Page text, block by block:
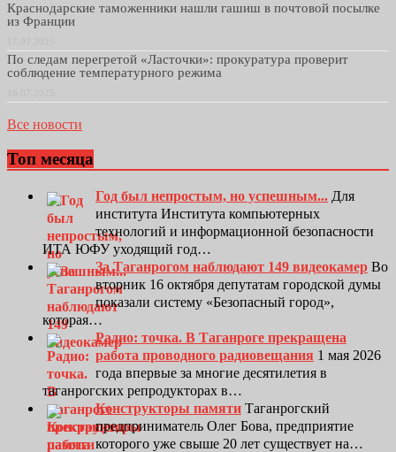
Краснодарские таможенники нашли гашиш в почтовой посылке
из Франции
По следам перегретой «Ласточки»: прокуратура проверит
соблюдение температурного режима
Все новости
Топ месяца
Год был непростым, но успешным... Для
института Института компьютерных
технологий и информационной безопасности
ИТА ЮФУ уходящий год…
За Таганрогом наблюдают 149 видеокамер Во
вторник 16 октября депутатам городской думы
показали систему «Безопасный город»,
которая…
Радио: точка. В Таганроге прекращена
работа проводного радиовещания 1 мая 2026
года впервые за многие десятилетия в
таганрогских репродукторах в…
Конструкторы памяти Таганрогский
предприниматель Олег Бова, предприятие
которого уже свыше 20 лет существует на…